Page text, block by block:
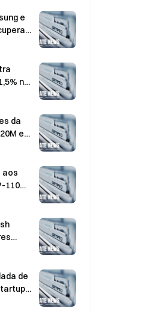
e
no
da
em
de
aos
110
em
de
em